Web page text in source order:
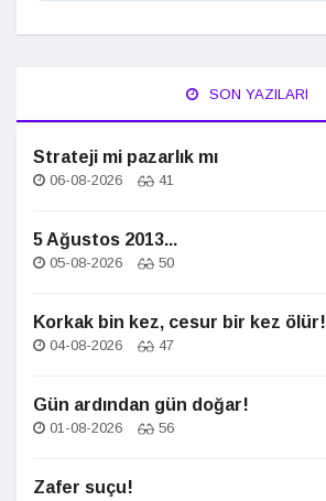
SON YAZILARI
Strateji mi pazarlık mı
06-08-2026 41
5 Ağustos 2013...
05-08-2026 50
Korkak bin kez, cesur bir kez ölür!
04-08-2026 47
Gün ardından gün doğar!
01-08-2026 56
Zafer suçu!